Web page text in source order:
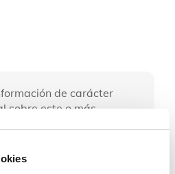
de carácter
sobre este o más